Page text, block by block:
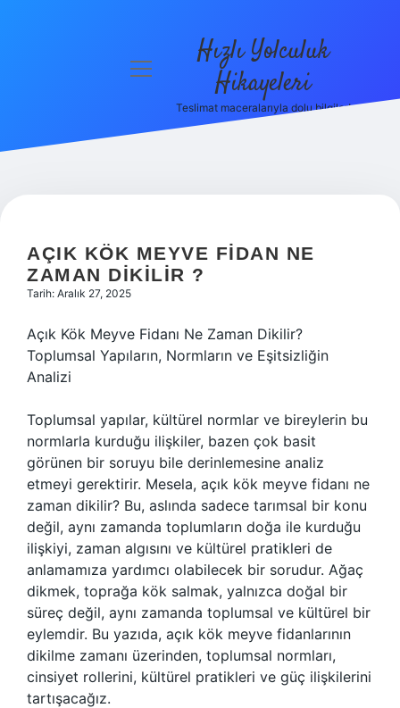
Hakkımızda
menüyü
Hızlı Yolculuk
Hikayeleri
Teslimat maceralarıyla dolu bilgiler!
AÇIK KÖK MEYVE FIDAN NE
ZAMAN DIKILIR ?
Tarih: Aralık 27, 2025
Açık Kök Meyve Fidanı Ne Zaman Dikilir?
Toplumsal Yapıların, Normların ve Eşitsizliğin
Analizi
Toplumsal yapılar, kültürel normlar ve bireylerin bu
normlarla kurduğu ilişkiler, bazen çok basit
görünen bir soruyu bile derinlemesine analiz
etmeyi gerektirir. Mesela, açık kök meyve fidanı ne
zaman dikilir? Bu, aslında sadece tarımsal bir konu
değil, aynı zamanda toplumların doğa ile kurduğu
ilişkiyi, zaman algısını ve kültürel pratikleri de
anlamamıza yardımcı olabilecek bir sorudur. Ağaç
dikmek, toprağa kök salmak, yalnızca doğal bir
süreç değil, aynı zamanda toplumsal ve kültürel bir
eylemdir. Bu yazıda, açık kök meyve fidanlarının
dikilme zamanı üzerinden, toplumsal normları,
cinsiyet rollerini, kültürel pratikleri ve güç ilişkilerini
tartışacağız.